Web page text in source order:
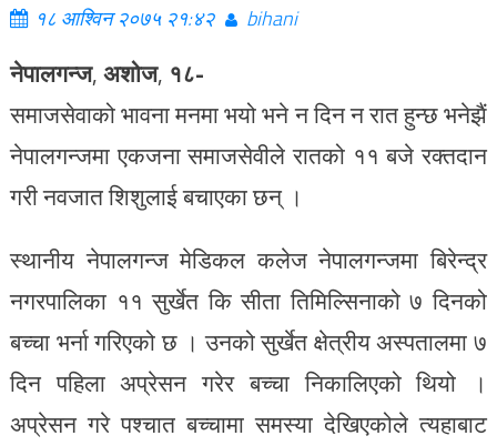
१८ आश्विन २०७५ २१:४२ bihani
नेपालगन्ज,अशोज, १८-
समाजसेवाको भावना मनमा भयो भने न दिन न रात हुन्छ भनेझैं
नेपालगन्जमा एकजना समाजसेवीले रातको ११ बजे रक्तदान
गरी नवजात शिशुलाई बचाएका छन् ।
स्थानीय नेपालगन्ज मेडिकल कलेज नेपालगन्जमा बिरेन्द्र
नगरपालिका ११ सुर्खेत कि सीता तिमिल्सिनाको ७ दिनको
बच्चा भर्ना गरिएको छ । उनको सुर्खेत क्षेत्रीय अस्पतालमा ७
दिन पहिला अप्रेसन गरेर बच्चा निकालिएको थियो ।
अप्रेसन गरे पश्चात बच्चामा समस्या देखिएकोले त्यहाबाट